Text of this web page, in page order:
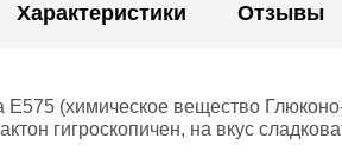
Характеристики Отзывы
(химическое вещество
гигроскопичен, на вкус